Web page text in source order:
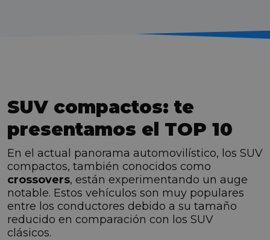
SUV compactos: te
presentamos el TOP 10
En el actual panorama automovilístico, los SUV
compactos, también conocidos como
crossovers, están experimentando un auge
notable. Estos vehículos son muy populares
entre los conductores debido a su tamaño
reducido en comparación con los SUV
clásicos.